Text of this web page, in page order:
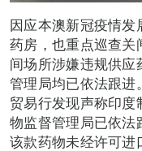
因应本澳新冠疫情
药房，也重点巡查关
间场所涉嫌违规供
管理局均已依法跟进
贸易行发现声称印
物监督管理局已依法
该款药物未经许可